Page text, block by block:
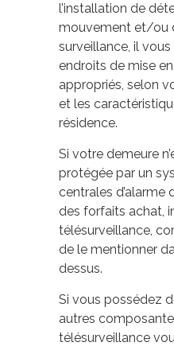
l’installation de
mouvement et/ou
surveillance, il
endroits de mise
appropriés, selon
et les
résidence.
Si votre demeure
protégée par un
centrales d’alarme
des forfaits achat,
télésurveillance,
de le mentionner
dessus.
Si vous possédez
autres
télésurveillance